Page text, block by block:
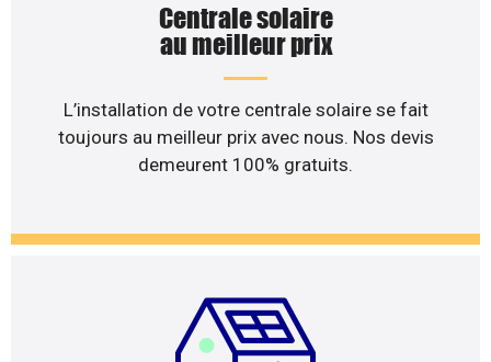
Centrale solaire
au meilleur prix
L’installation de votre centrale solaire se fait
toujours au meilleur prix avec nous. Nos devis
demeurent 100% gratuits.